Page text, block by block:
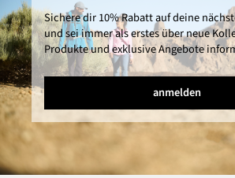
Sichere dir 10% Rabatt auf deine
und sei immer als erstes über neue
Produkte und exklusive Angebote
anmelden